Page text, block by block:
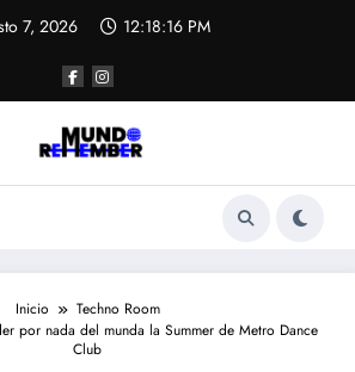
7, 2026 12:18:17 PM
Inicio
Techno Room
por nada del munda la Summer de Metro Dance
Club